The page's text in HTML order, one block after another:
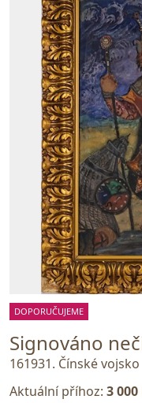
DOPORUČUJEME
Signováno
161931. Čínské vojsko
Aktuální příhoz: 3 000